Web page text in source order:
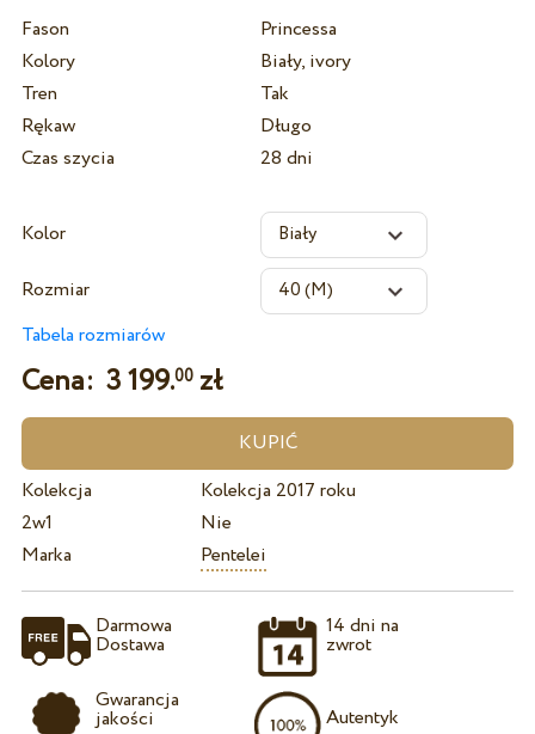
Fason
Princessa
Kolory
Biały, ivory
Tren
Tak
Rękaw
Długo
Czas szycia
28 dni
Kolor
Rozmiar
Tabela rozmiarów
Cena: 3 199.00zł
Kolekcja
Kolekcja 2017 roku
2w1
Nie
Marka
Pentelei
Darmowa
Dostawa
Gwarancja
jakości
14 dni na
zwrot
Autentyk